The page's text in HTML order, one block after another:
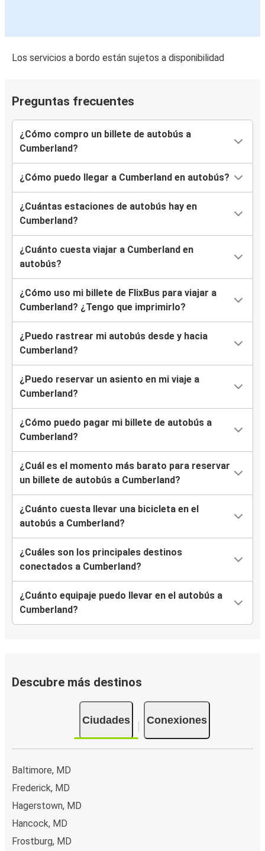
Los servicios a bordo están sujetos a disponibilidad
Preguntas frecuentes
¿Cómo compro un billete de autobús a
Cumberland?
¿Cómo puedo llegar a Cumberland en autobús?
¿Cuántas estaciones de autobús hay en
Cumberland?
¿Cuánto cuesta viajar a Cumberland en
autobús?
¿Cómo uso mi billete de FlixBus para viajar a
Cumberland? ¿Tengo que imprimirlo?
¿Puedo rastrear mi autobús desde y hacia
Cumberland?
¿Puedo reservar un asiento en mi viaje a
Cumberland?
¿Cómo puedo pagar mi billete de autobús a
Cumberland?
¿Cuál es el momento más barato para reservar
un billete de autobús a Cumberland?
¿Cuánto cuesta llevar una bicicleta en el
autobús a Cumberland?
¿Cuáles son los principales destinos
conectados a Cumberland?
¿Cuánto equipaje puedo llevar en el autobús a
Cumberland?
Descubre más destinos
Ciudades Conexiones
Baltimore, MD
Frederick, MD
Hagerstown, MD
Hancock, MD
Frostburg, MD